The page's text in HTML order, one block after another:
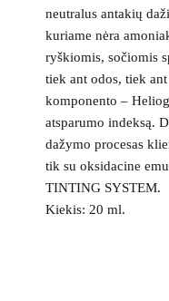
neutralus antakių
kuriame nėra
ryškiomis, sočiomis
tiek ant odos, tiek
komponento –
atsparumo indeksą.
dažymo procesas
tik su oksidacine
TINTING SYSTEM.
Kiekis: 20 ml.